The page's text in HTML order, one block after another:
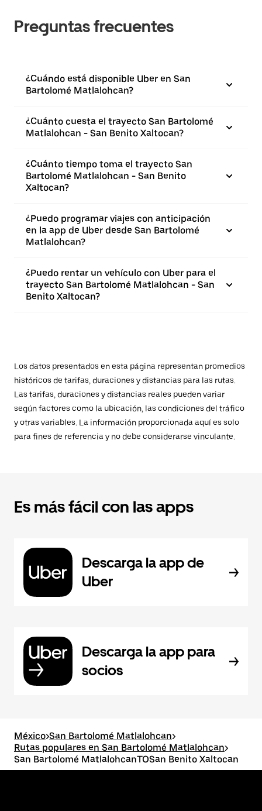
Preguntas frecuentes
¿Cuándo está disponible Uber en San
Bartolomé Matlalohcan?
¿Cuánto cuesta el trayecto San Bartolomé
Matlalohcan - San Benito Xaltocan?
¿Cuánto tiempo toma el trayecto San
Bartolomé Matlalohcan - San Benito
Xaltocan?
¿Puedo programar viajes con anticipación
en la app de Uber desde San Bartolomé
Matlalohcan?
¿Puedo rentar un vehículo con Uber para el
trayecto San Bartolomé Matlalohcan - San
Benito Xaltocan?
Los datos presentados en esta página representan promedios
históricos de tarifas, duraciones y distancias para las rutas.
Las tarifas, duraciones y distancias reales pueden variar
según factores como la ubicación, las condiciones del tráfico
y otras variables. La información proporcionada aquí es solo
para fines de referencia y no debe considerarse vinculante.
Es más fácil con las apps
Descarga la app de
Uber
Descarga la app para
socios
México>San Bartolomé Matlalohcan>
Rutas populares en San Bartolomé Matlalohcan>
San Bartolomé MatlalohcanTOSan Benito Xaltocan